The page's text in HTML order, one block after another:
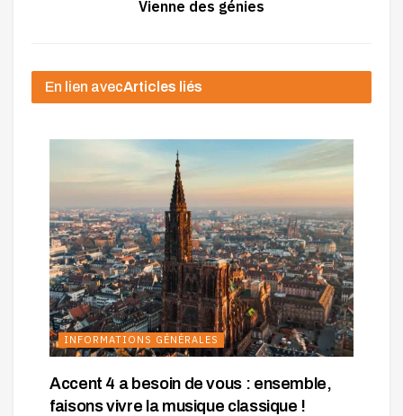
Vienne des génies
En lien avecArticles liés
INFORMATIONS GÉNÉRALES
Accent 4 a besoin de vous : ensemble,
faisons vivre la musique classique !